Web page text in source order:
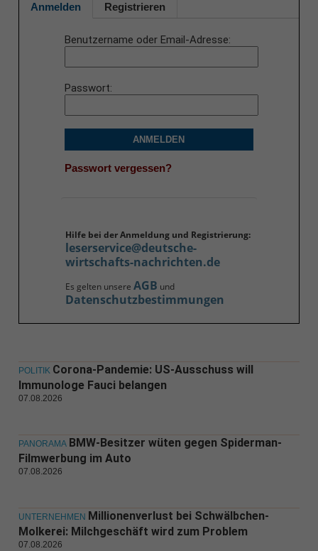
Anmelden Registrieren
Benutzername oder Email-Adresse
Passwort
ANMELDEN
Passwort vergessen?
Hilfe bei der Anmeldung und Registrierung:
leserservice@deutsche-
wirtschafts-nachrichten.de
Es gelten unsere AGB und
Datenschutzbestimmungen
POLITIK Corona-Pandemie: US-Ausschuss will
Immunologe Fauci belangen
07.08.2026
PANORAMA BMW-Besitzer wüten gegen Spiderman-
Filmwerbung im Auto
07.08.2026
UNTERNEHMEN Millionenverlust bei Schwälbchen-
Molkerei: Milchgeschäft wird zum Problem
07.08.2026